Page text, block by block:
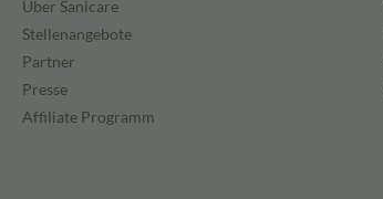
Über Sanicare
Stellenangebote
Partner
Presse
Affiliate Programm